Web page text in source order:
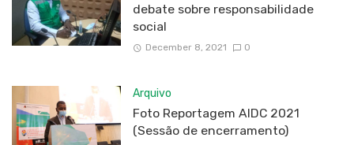
debate sobre responsabilidade
social
December 8, 2021 0
Arquivo
Foto Reportagem AIDC 2021
(Sessão de encerramento)